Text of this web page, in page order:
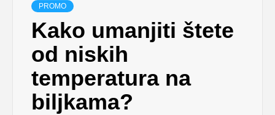
PROMO
Kako umanjiti štete
od niskih
temperatura na
biljkama?